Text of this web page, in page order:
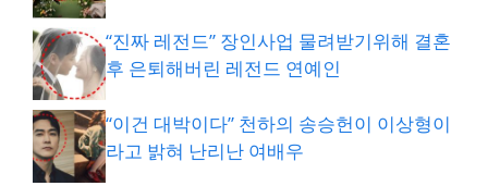
“진짜 레전드” 장인사업 물려받기위해 결혼
후 은퇴해버린 레전드 연예인
“이건 대박이다” 천하의 송승헌이 이상형이
라고 밝혀 난리난 여배우